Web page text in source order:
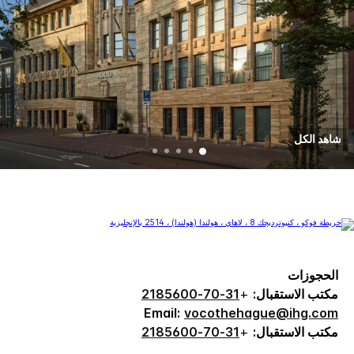
شاهد الكل
الحجوزات
مكتب الاستقبال: +
31-70-2185600
Email: vocothehague@ihg.com
مكتب الاستقبال: +
31-70-2185600